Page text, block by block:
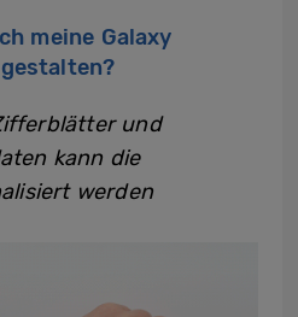
meine Galaxy
und
kann die
werden